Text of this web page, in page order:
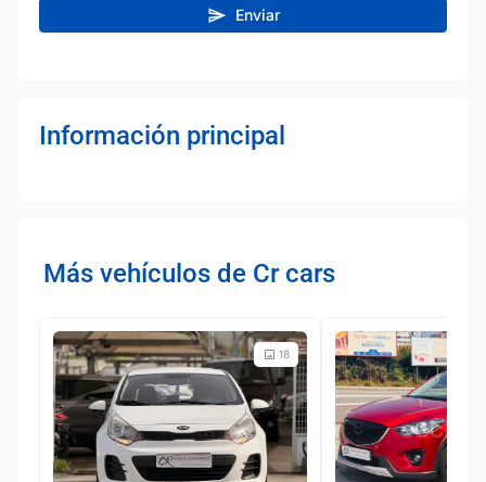
Enviar
Información principal
Más vehículos de Cr cars
18